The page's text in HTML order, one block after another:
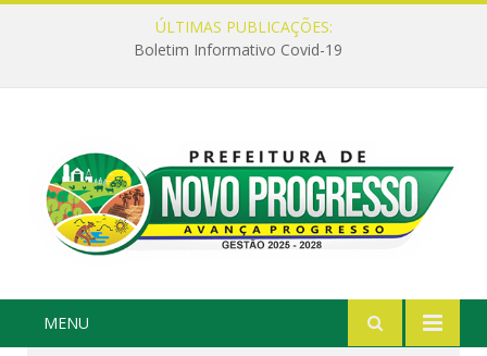
ÚLTIMAS PUBLICAÇÕES:
Boletim Informativo Covid-19
MENU